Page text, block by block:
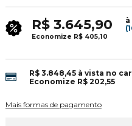
R$ 3.645,90
Economize R$ 405,10
R$ 3.848,45 à vista no
Economize R$ 202,55
Mais formas de pagamento